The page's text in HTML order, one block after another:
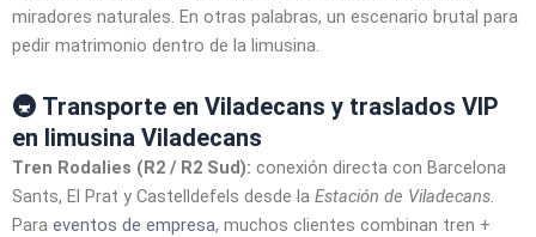
miradores naturales. En otras palabras, un escenario brutal para
pedir matrimonio dentro de la limusina.
🚇 Transporte en Viladecans y traslados VIP
en limusina Viladecans
Tren Rodalies (R2 / R2 Sud): conexión directa con Barcelona
Sants, El Prat y Castelldefels desde la Estación de Viladecans
Para eventos de empresa, muchos clientes combinan tren +